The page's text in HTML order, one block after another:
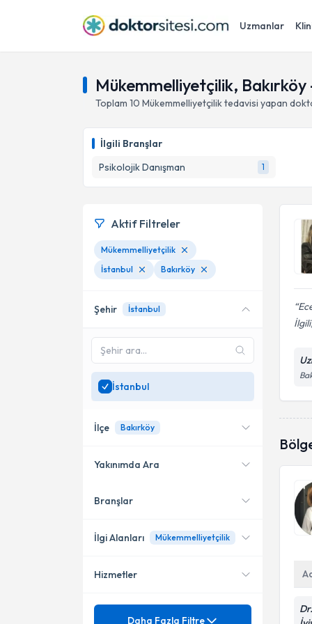
Uzmanlar
Mükemmelliyetçilik,
Toplam 10 Mükemmelliyetçiliktedavisi yapan
İlgili Branşlar
Psikolojik Danışman
1
Aktif Filtreler
Mükemmelliyetçilik
İstanbul
Bakırköy
Şehir İstanbul
İstanbul
İlçe Bakırköy
Şişli
Bakırköy
Yakınımda Ara
Konumuma yakın uzmanları
Branşlar
Psikolojik Danışman
İlgi Alanları Mükemmelliyetçilik
Aile, Çift ve Ergen Danışmanlığı
Hizmetler
Mezuniyet
Daha Fazla Filtre